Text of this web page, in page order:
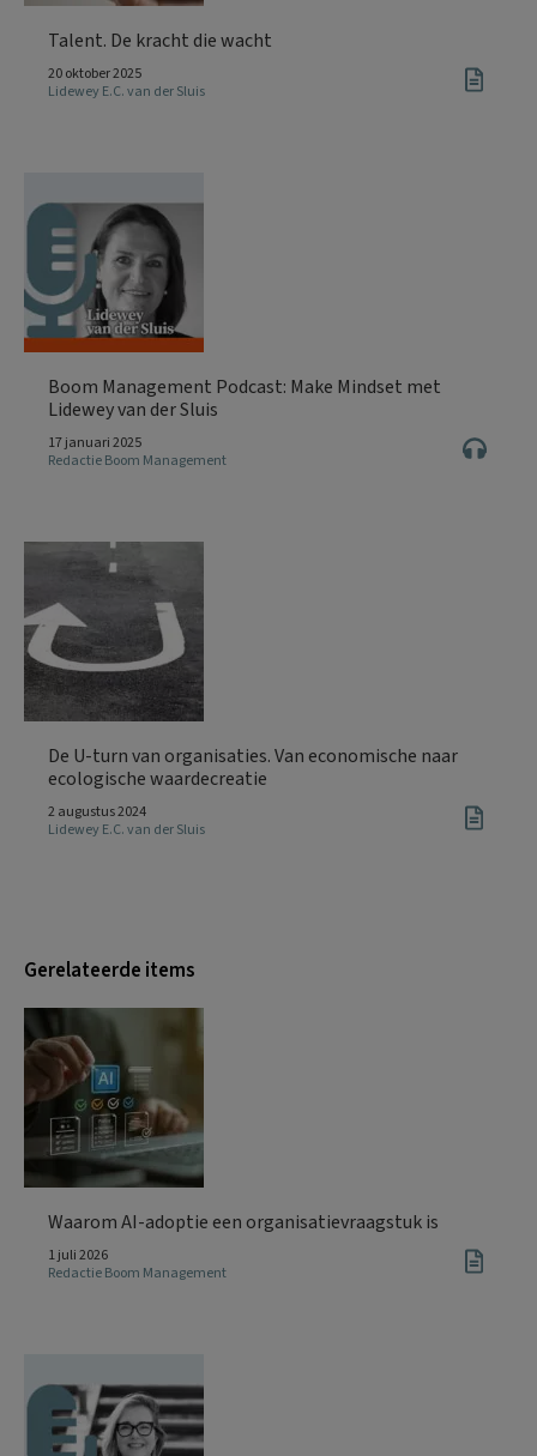
Talent. De kracht die wacht
20 oktober 2025
Lidewey E.C. van der Sluis
Boom Management Podcast: Make Mindset met
Lidewey van der Sluis
17 januari 2025
Redactie Boom Management
De U-turn van organisaties. Van economische naar
ecologische waardecreatie
2 augustus 2024
Lidewey E.C. van der Sluis
Gerelateerde items
Waarom AI-adoptie een organisatievraagstuk is
1 juli 2026
Redactie Boom Management